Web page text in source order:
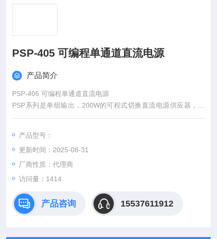
PSP-405 可编程单通道直流电源
产品简介
PSP-405 可编程单通道直流电源
PSP系列是单组输出，200W的可程式切换直流电源供应器，过
电压，过电流和过温度保护可以使PSP电源和负载免受意外损
定功能可以避免错误操作，在电压和电流的基础上增加了输出功
率的设定，提供您提供便捷的操作。透过RS-232C传输SCPI指
令进行远端控制和ATE软件开发。
产品型号：
更新时间：2025-08-31
厂商性质：代理商
访问量：1414
产品咨询 15537611912